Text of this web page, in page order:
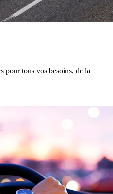
pour tous vos besoins, de la